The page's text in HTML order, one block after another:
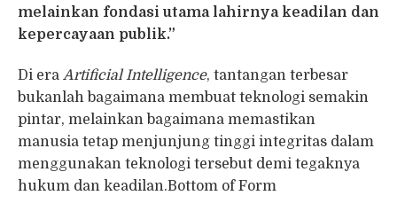
melainkan fondasi utama lahirnya keadilan dan
kepercayaan publik.”
Di era Artificial Intelligence, tantangan terbesar
bukanlah bagaimana membuat teknologi semakin
pintar, melainkan bagaimana memastikan
manusia tetap menjunjung tinggi integritas dalam
menggunakan teknologi tersebut demi tegaknya
hukum dan keadilan.Bottom of Form